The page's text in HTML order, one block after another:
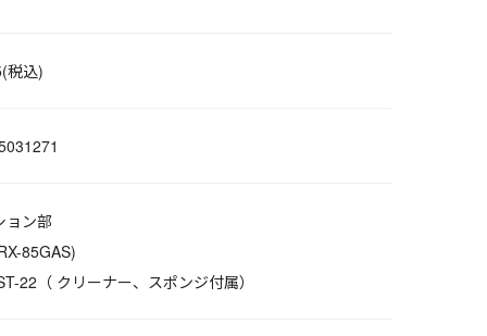
税込)
ョン部
85GAS)
22（ クリーナー、スポンジ付属）